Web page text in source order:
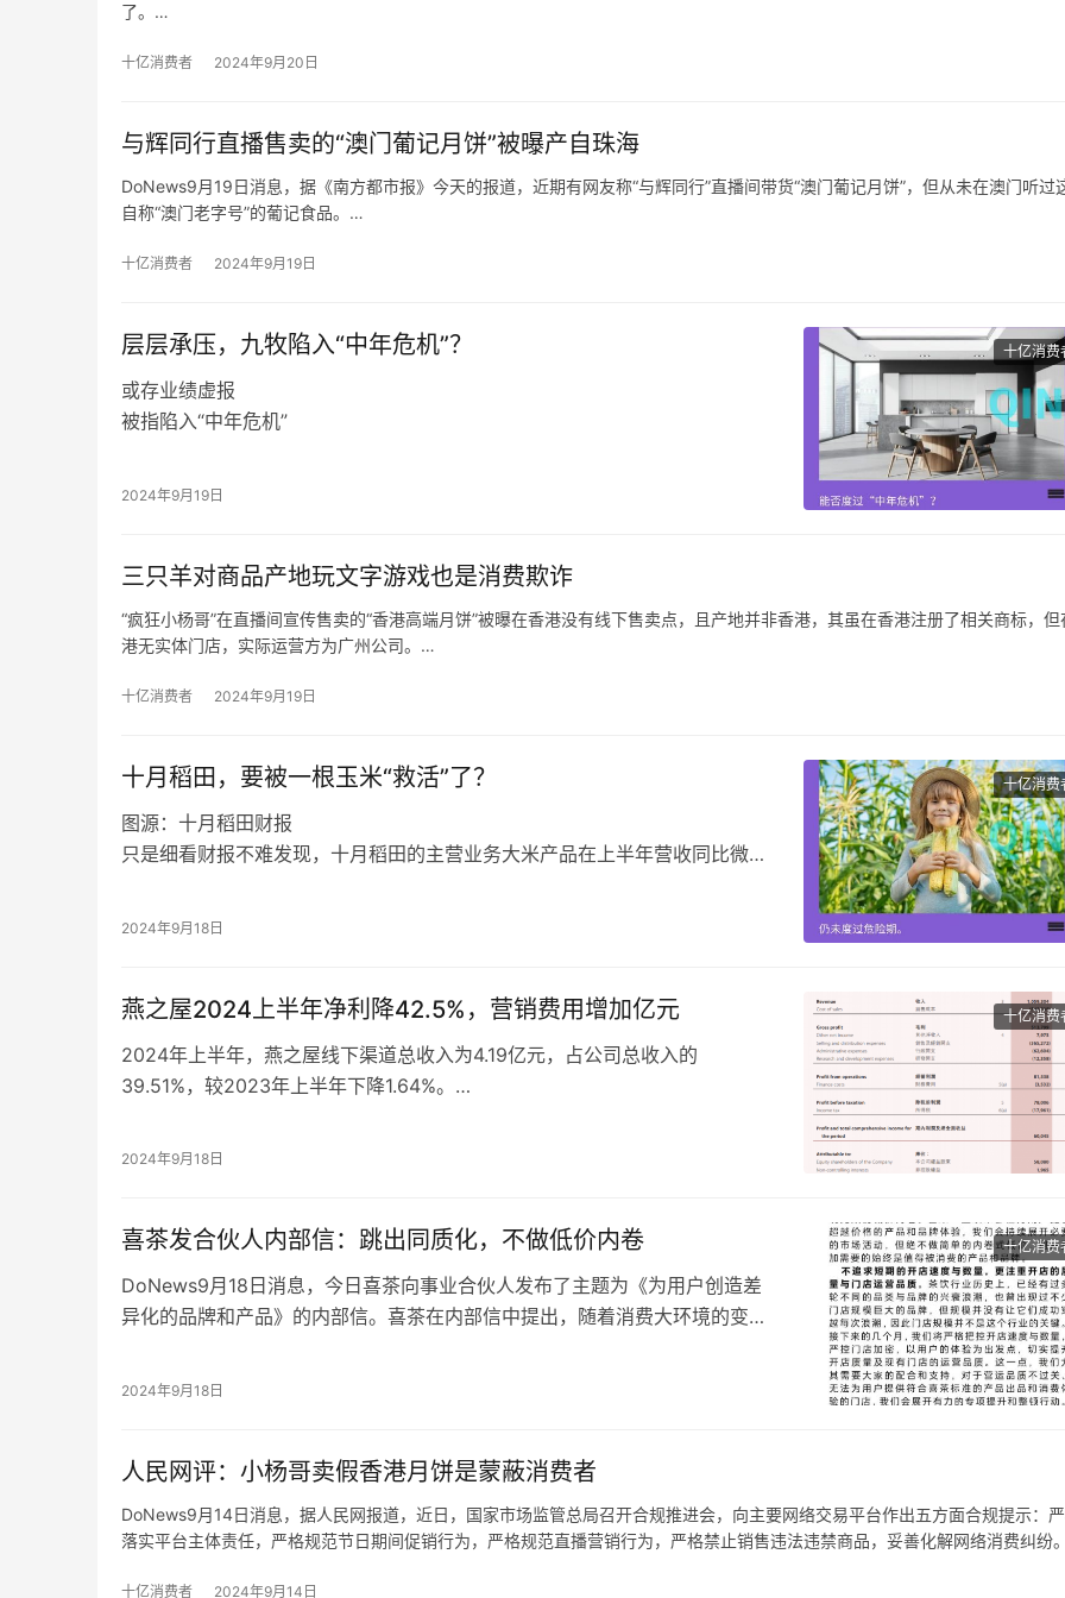
了。
黄先生把这部小米折叠屏手机送到销售门店，由对方寄去售后，他提供了一张照片，说是寄出前快递员拍的。
十亿消费者 2024年9月20日
与辉同行直播售卖的“澳门葡记月饼”被曝产自珠海
DoNews9月19日消息，据《南方都市报》今天的报道，近期有网友称“与辉同行”直播间带货“澳门葡记月饼”，但从未在澳门听过
自称“澳门老字号”的葡记食品。
开设门店。而在“澳门葡记月饼”各平台的网店中，详情均显示旗下多款产品产地、发货地为珠海，但推广内容里多次出现“澳门老字
十亿消费者 2024年9月19日
十亿消费
​层层承压，九牧陷入“中年危机”？
或存业绩虚报
被指陷入“中年危机”
2030年，销售额将达到1000亿元人民币。
根据福建省工商联发布的“2020福建省民营企业100强”名单，九牧集团2019年
营业收入为63.16亿元，若以此为基准，九牧2020年的销售额下降了近
47.4%。
2024年9月19日
三只羊对商品产地玩文字游戏也是消费欺诈
“疯狂小杨哥”在直播间宣传售卖的“香港高端月饼”被曝在香港没有线下售卖点，且产地并非香港，其虽在香港注册了相关商标，但
港无实体门店，实际运营方为广州公司。
反观“疯狂小杨哥”在直播间宣传售卖的“香港高端月饼”，这些影响力很大的主播根本没有在直播间以显著方式提醒该商品并非香港
十亿消费者 2024年9月19日
十亿消费
十月稻田，要被一根玉米“救活”了？
图源：十月稻田财报
只是细看财报不难发现，十月稻田的主营业务大米产品在上半年营收同比微幅
营收7.26亿，同比增长151.9%。
眼看核心业务板块在线上渠道的表现愈发乏力，十月稻田也想在线下抢占一部
2024年9月18日
十亿消费
燕之屋2024上半年净利降42.5%，营销费用增加亿元
2024年上半年，燕之屋线下渠道总收入为4.19亿元，占公司总收入的
39.51%，较2023年上半年下降1.64%。
51.24%，毛利率下降主要归因于线下客户的消费趋于保守导致线下渠道收入增
期增加了1.01亿元，增幅38.45%。
2024年9月18日
十亿消费
喜茶发合伙人内部信：跳出同质化，不做低价内卷
DoNews9月18日消息，今日喜茶向事业合伙人发布了主题为《为用户创造差
异化的品牌和产品》的内部信。喜茶在内部信中提出，随着消费大环境的变化
对此，喜茶在内部信中提出，破局之道是要极致地为用户创造差异化的产品和
量与门店运营品质。
2024年9月18日
人民网评：小杨哥卖假香港月饼是蒙蔽消费者
DoNews9月14日消息，据人民网报道，近日，国家市场监管总局召开合规推进会，向主要网络交易平台作出五方面合规提示：
落实平台主体责任，严格规范节日期间促销行为，严格规范直播营销行为，严格禁止销售违法违禁商品，妥善化解网络消费纠纷
十亿消费者 2024年9月14日